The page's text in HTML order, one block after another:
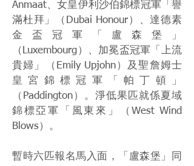
Anmaat、女皇伊利沙伯錦標冠軍「譽
滿杜拜」（Dubai Honour）、達德素
金盃冠軍「盧森堡」
（Luxembourg）、加冕盃冠軍「上流
貴婦」（Emily Upjohn）及聖詹姆士
皇宮錦標冠軍「帕丁頓」
（Paddington）。淨低果匹就係夏域
錦標亞軍「風東來」（West Wind
Blows）。
暫時六匹報名馬入面，「盧森堡」同